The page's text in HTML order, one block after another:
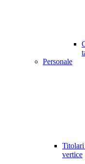
Personale
vertice